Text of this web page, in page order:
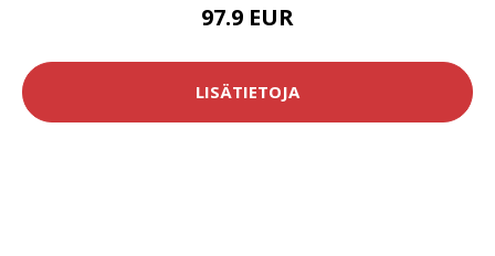
97.9 EUR
LISÄTIETOJA